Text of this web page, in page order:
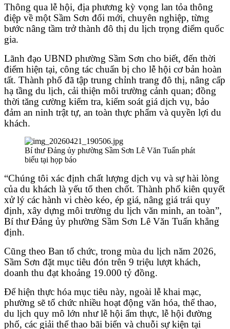
Thông qua lễ hội, địa phương kỳ vọng lan tỏa thông
điệp về một Sầm Sơn đổi mới, chuyên nghiệp, từng
bước nâng tầm trở thành đô thị du lịch trọng điểm quốc
gia.
Lãnh đạo UBND phường Sầm Sơn cho biết, đến thời
điểm hiện tại, công tác chuẩn bị cho lễ hội cơ bản hoàn
tất. Thành phố đã tập trung chỉnh trang đô thị, nâng cấp
hạ tầng du lịch, cải thiện môi trường cảnh quan; đồng
thời tăng cường kiểm tra, kiểm soát giá dịch vụ, bảo
đảm an ninh trật tự, an toàn thực phẩm và quyền lợi du
khách.
Bí thư Đảng ủy phường Sầm Sơn Lê Văn Tuấn phát
biểu tại họp báo
“Chúng tôi xác định chất lượng dịch vụ và sự hài lòng
của du khách là yếu tố then chốt. Thành phố kiên quyết
xử lý các hành vi chèo kéo, ép giá, nâng giá trái quy
định, xây dựng môi trường du lịch văn minh, an toàn”,
Bí thư Đảng ủy phường Sầm Sơn Lê Văn Tuấn khẳng
định.
Cũng theo Ban tổ chức, trong mùa du lịch năm 2026,
Sầm Sơn đặt mục tiêu đón trên 9 triệu lượt khách,
doanh thu đạt khoảng 19.000 tỷ đồng.
Để hiện thực hóa mục tiêu này, ngoài lễ khai mạc,
phường sẽ tổ chức nhiều hoạt động văn hóa, thể thao,
du lịch quy mô lớn như lễ hội ẩm thực, lễ hội đường
phố, các giải thể thao bãi biển và chuỗi sự kiện tại